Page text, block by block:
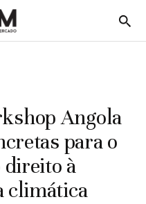
5
Angola
para o
à
climática